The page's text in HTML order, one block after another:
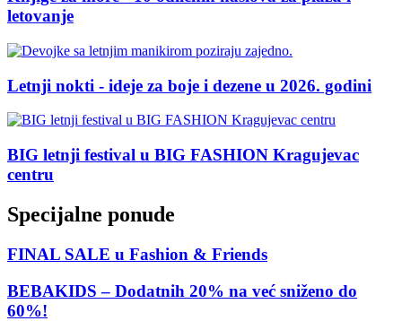
letovanje
Letnji nokti - ideje za boje i dezene u 2026. godini
BIG letnji festival u BIG FASHION Kragujevac
centru
Specijalne ponude
FINAL SALE u Fashion & Friends
BEBAKIDS – Dodatnih 20% na već sniženo do
60%!